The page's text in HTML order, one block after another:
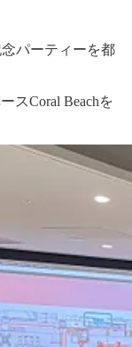
念パーティーを都
スCoral Beachを